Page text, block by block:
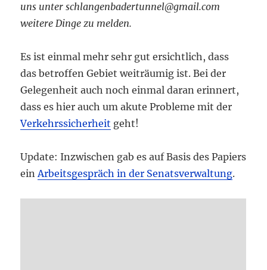
uns unter schlangenbadertunnel@gmail.com
weitere Dinge zu melden.
Es ist einmal mehr sehr gut ersichtlich, dass
das betroffen Gebiet weiträumig ist. Bei der
Gelegenheit auch noch einmal daran erinnert,
dass es hier auch um akute Probleme mit der
Verkehrssicherheit geht!
Update: Inzwischen gab es auf Basis des Papiers
einArbeitsgespräch in der Senatsverwaltung.